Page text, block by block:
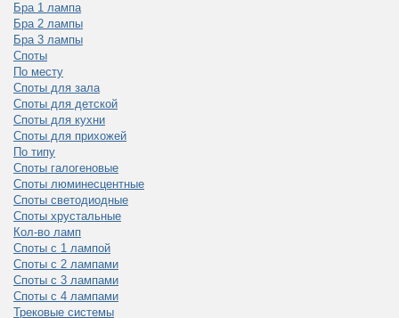
Бра 1 лампа
Бра 2 лампы
Бра 3 лампы
Споты
По месту
Споты для зала
Споты для детской
Споты для кухни
Споты для прихожей
По типу
Споты галогеновые
Споты люминесцентные
Споты светодиодные
Споты хрустальные
Кол-во ламп
Споты с 1 лампой
Споты с 2 лампами
Споты с 3 лампами
Споты с 4 лампами
Трековые системы